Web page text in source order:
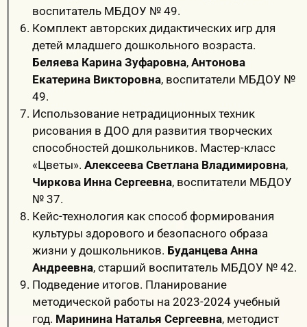
воспитатель МБДОУ № 49.
Комплект авторских дидактических игр для
детей младшего дошкольного возраста.
Беляева Карина Зуфаровна, Антонова
Екатерина Викторовна, воспитатели МБДОУ №
49.
Использование нетрадиционных техник
рисования в ДОО для развития творческих
способностей дошкольников. Мастер-класс
«Цветы». Алексеева Светлана Владимировна,
Чиркова Инна Сергеевна, воспитатели МБДОУ
№ 37.
Кейс-технология как способ формирования
культуры здорового и безопасного образа
жизни у дошкольников. Буданцева Анна
Андреевна, старший воспитатель МБДОУ № 42.
Подведение итогов. Планирование
методической работы на 2023-2024 учебный
год. Маринина Наталья Сергеевна, методист